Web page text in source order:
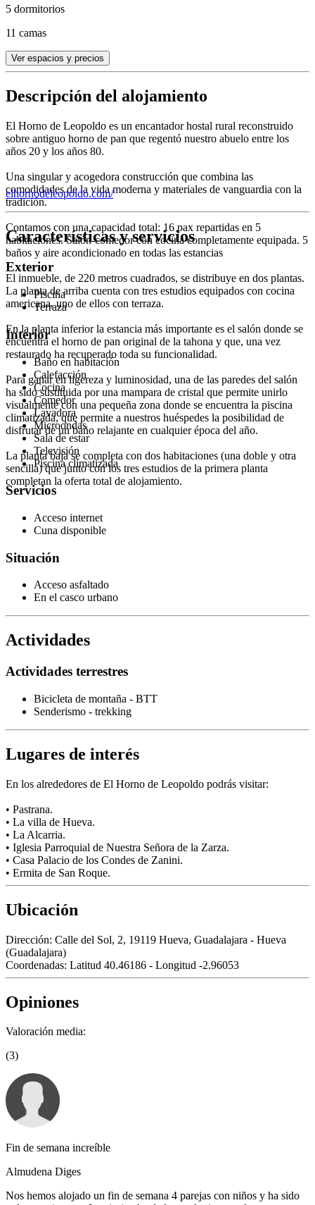
5 dormitorios
11 camas
Ver espacios y precios
Descripción del alojamiento
El Horno de Leopoldo es un encantador hostal rural reconstruido
sobre antiguo horno de pan que regentó nuestro abuelo entre los
años 20 y los años 80.
Una singular y acogedora construcción que combina las
comodidades de la vida moderna y materiales de vanguardia con la
tradición.
Contamos con una capacidad total: 16 pax repartidas en 5
habitaciones. Salón-comedor con cocina completamente equipada. 5
baños y aire acondicionado en todas las estancias
El inmueble, de 220 metros cuadrados, se distribuye en dos plantas.
La planta de arriba cuenta con tres estudios equipados con cocina
americana, uno de ellos con terraza.
En la planta inferior la estancia más importante es el salón donde se
encuentra el horno de pan original de la tahona y que, una vez
restaurado ha recuperado toda su funcionalidad.
Para ganar en ligereza y luminosidad, una de las paredes del salón
ha sido sustituida por una mampara de cristal que permite unirlo
visualmente con una pequeña zona donde se encuentra la piscina
climatizada, que permite a nuestros huéspedes la posibilidad de
disfrutar de un baño relajante en cualquier época del año.
La planta baja se completa con dos habitaciones (una doble y otra
sencilla) que junto con los tres estudios de la primera planta
completan la oferta total de alojamiento.
elhornodeleopoldo.com/
Características y servicios
Exterior
Piscina
Terraza
Interior
Baño en habitación
Calefacción
Cocina
Comedor
Lavadora
Microondas
Sala de estar
Televisión
Piscina climatizada
Servicios
Acceso internet
Cuna disponible
Situación
Acceso asfaltado
En el casco urbano
Actividades
Actividades terrestres
Bicicleta de montaña - BTT
Senderismo - trekking
Lugares de interés
En los alrededores de El Horno de Leopoldo podrás visitar:
• Pastrana.
• La villa de Hueva.
• La Alcarria.
• Iglesia Parroquial de Nuestra Señora de la Zarza.
• Casa Palacio de los Condes de Zanini.
• Ermita de San Roque.
Ubicación
Dirección: Calle del Sol, 2, 19119 Hueva, Guadalajara - Hueva
(Guadalajara)
Coordenadas: Latitud 40.46186 - Longitud -2.96053
Opiniones
Valoración media:
(3)
Fin de semana increíble
Almudena Diges
Nos hemos alojado un fin de semana 4 parejas con niños y ha sido